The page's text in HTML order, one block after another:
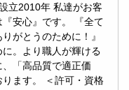
立2010年 私達がお客
安心』です。 『全て
がとうのために！』
。より職人が輝ける
「高品質で適正価
ます。 ＜許可・資格